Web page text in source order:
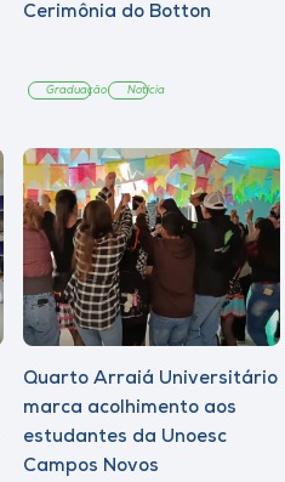
Cerimônia do Botton
Graduação Notícia
Quarto Arraiá Universitário
marca acolhimento aos
estudantes da Unoesc
Campos Novos